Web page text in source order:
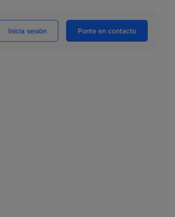
Inicia sesión Ponte en contacto